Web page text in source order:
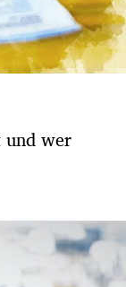
und wer